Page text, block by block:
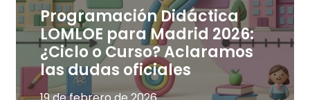
Programación Didáctica
LOMLOE para Madrid 2026:
¿Ciclo o Curso? Aclaramos
las dudas oficiales